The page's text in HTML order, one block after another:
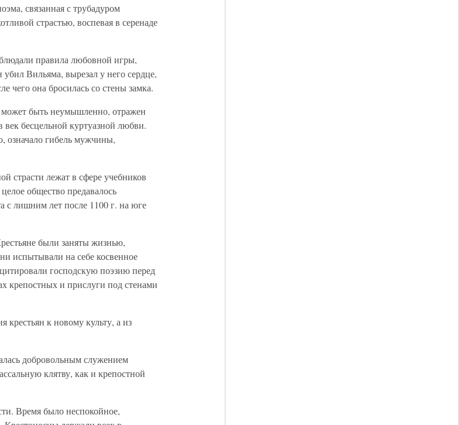
связанная с трубадуром
страстью, воспевая в серенаде
правила любовной игры,
Вильяма, вырезал у него сердце,
чего она бросилась со стены замка.
быть неумышленно, отражен
бесцельной куртуазной любви.
означало гибель мужчины,
страсти лежат в сфере учебников
общество предавалось
с лишним лет после 1100 г. на юге
были заняты жизнью,
испытывали на себе косвенное
господскую поэзию перед
крепостных и прислуги под стенами
к новому культу, а из
добровольным служением
клятву, как и крепостной
Время было неспокойное,